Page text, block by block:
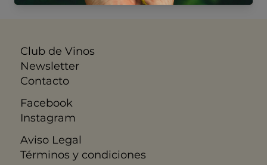
Club de Vinos
Newsletter
Contacto
Facebook
Instagram
Aviso Legal
​Términos y condiciones